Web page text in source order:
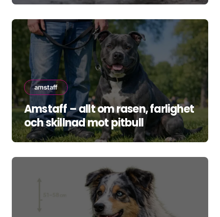
amstaff
Amstaff – allt om rasen, farlighet
och skillnad mot pitbull